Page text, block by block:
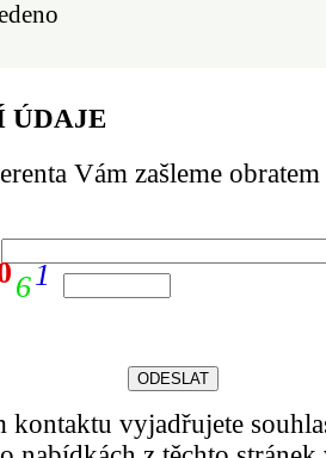
ÚDAJE
Vám zašleme
61
kontaktu vyjadřujete